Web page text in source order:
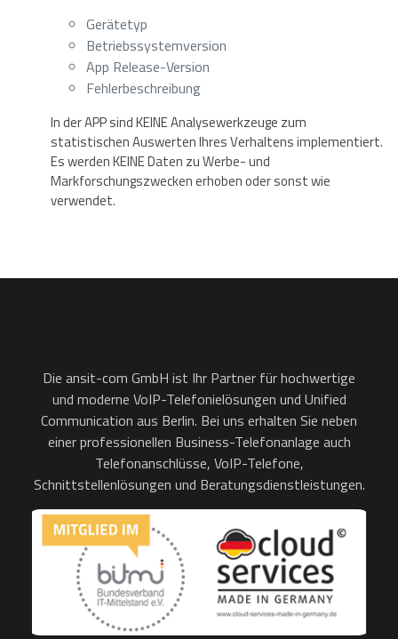
Gerätetyp
Betriebssystemversion
App Release-Version
Fehlerbeschreibung
In der APP sind KEINE Analysewerkzeuge zum
statistischen Auswerten Ihres Verhaltens implementiert.
Es werden KEINE Daten zu Werbe- und
Markforschungszwecken erhoben oder sonst wie
verwendet.
Die ansit-com GmbH ist Ihr Partner für hochwertige
und moderne VoIP-Telefonielösungen und Unified
Communication aus Berlin. Bei uns erhalten Sie neben
einer professionellen Business-Telefonanlage auch
Telefonanschlüsse, VoIP-Telefone,
Schnittstellenlösungen und Beratungsdienstleistungen.